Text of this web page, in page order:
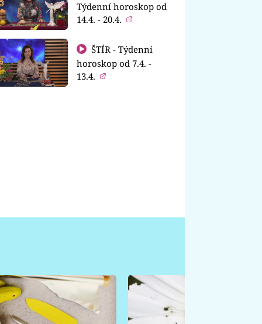
Týdenní horoskop od
14.4. - 20.4.
ŠTÍR - Týdenní
horoskop od 7.4. -
13.4.